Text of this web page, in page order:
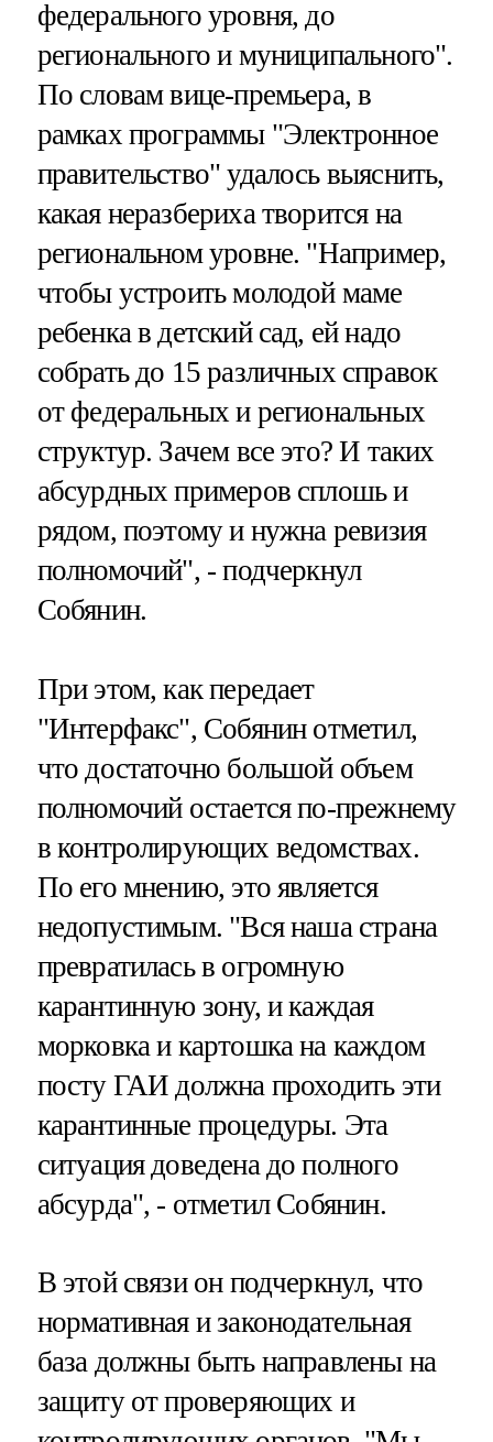
федерального уровня, до
регионального и муниципального".
По словам вице-премьера, в
рамках программы "Электронное
правительство" удалось выяснить,
какая неразбериха творится на
региональном уровне. "Например,
чтобы устроить молодой маме
ребенка в детский сад, ей надо
собрать до 15 различных справок
от федеральных и региональных
структур. Зачем все это? И таких
абсурдных примеров сплошь и
рядом, поэтому и нужна ревизия
полномочий", - подчеркнул
Собянин.
При этом, как передает
"Интерфакс", Собянин отметил,
что достаточно большой объем
полномочий остается по-прежнему
в контролирующих ведомствах.
По его мнению, это является
недопустимым. "Вся наша страна
превратилась в огромную
карантинную зону, и каждая
морковка и картошка на каждом
посту ГАИ должна проходить эти
карантинные процедуры. Эта
ситуация доведена до полного
абсурда", - отметил Собянин.
В этой связи он подчеркнул, что
нормативная и законодательная
база должны быть направлены на
защиту от проверяющих и